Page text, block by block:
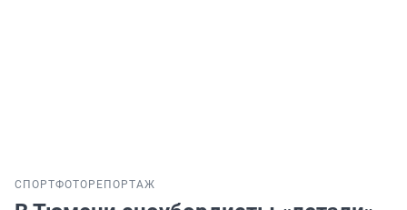
СПОРТФОТОРЕПОРТАЖ